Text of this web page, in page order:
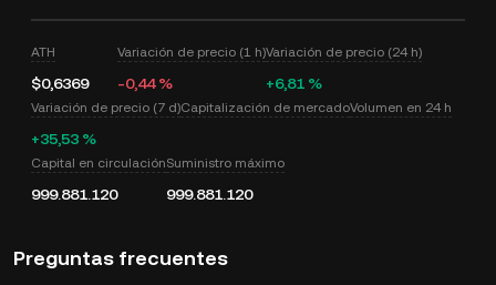
ATH
$0,6369
Variación de precio (1 h)
-0,44 %
Variación de precio (24 h)
+6,81 %
Variación de precio (7 d)
+35,53 %
Capitalización de mercadoVolumen en 24 h
Capital en circulación
999.881.120
Suministro máximo
999.881.120
Preguntas frecuentes